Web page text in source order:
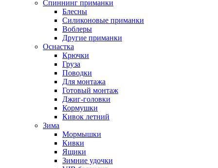
Спиннинг приманки
Блесны
Силиконовые приманки
Воблеры
Другие приманки
Оснастка
Крючки
Груза
Поводки
Для монтажа
Готовый монтаж
Джиг-головки
Кормушки
Кивок летний
Зима
Мормышки
Кивки
Ящики
Зимние удочки